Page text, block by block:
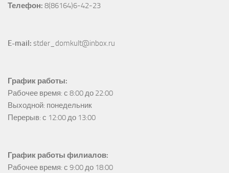
Телефон: 8(86164)6-42-23
E-mail: stder_domkult@inbox.ru
График работы:
Рабочее время: с 8:00 до 22:00
Выходной: понедельник
Перерыв: с 12:00 до 13:00
График работы филиалов:
Рабочее время: с 9:00 до 18:00